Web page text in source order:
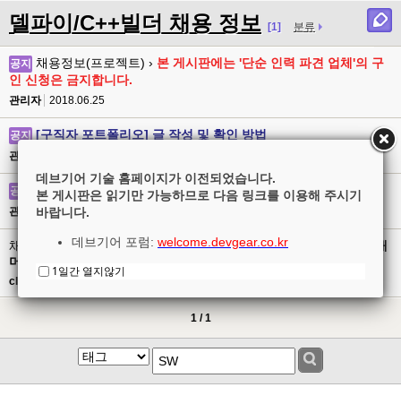
델파이/C++빌더 채용 정보 [1] 분류
공지 채용정보(프로젝트) › 본 게시판에는 '단순 인력 파견 업체'의 구
인 신청은 금지합니다.
관리자 2018.06.25
공지 [구직자 포트폴리오] 글 작성 및 확인 방법
관리자
공지 채용정보(정규직) › [게시판 사용 안내] 게시글 작성 방법
관리자 2012.04.05
채용정보(정규직) ›[채용마감] (주)클로닉스 신입/경력 응용프로그래
머 모집
clonix
1 / 1
데브기어 기술 홈페이지가 이전되었습니다.
본 게시판은 읽기만 가능하므로 다음 링크를 이용해 주시기
바랍니다.
데브기어 포럼: welcome.devgear.co.kr
1일간 열지않기